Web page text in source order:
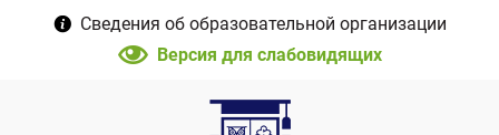
Сведения об образовательной организации
Версия для слабовидящих